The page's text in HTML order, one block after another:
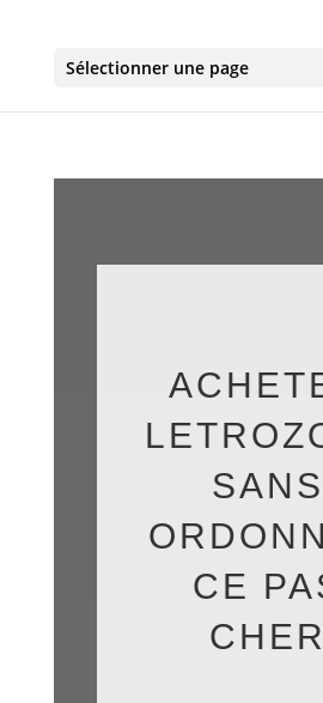
Sélectionner une page
SANS
CE
CHER